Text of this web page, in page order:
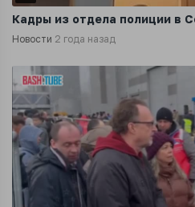
Кадры из отдела полиции в
Новости 2 года назад